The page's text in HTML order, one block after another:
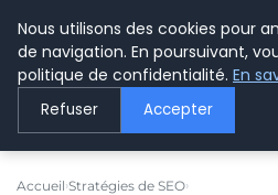
LE
Accueil Stratégies de SEO
Nous utilisons des cookies pour
de navigation. En poursuivant,
politique de confidentialité. En
Refuser Accepter